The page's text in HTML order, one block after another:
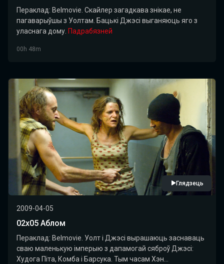
Пераклад: Belmovie. Скайлер загадкава знікае, не
пагаварыўшы з Уолтам. Бацькі Джэсі выганяюць яго з
уласнага дому. Падрабязней
00h 48m
Глядзець
2009-04-05
02x05 Аблом
Пераклад: Belmovie. Уолт і Джэсі вырашаюць заснаваць
сваю маленькую імперыю з дапамогай сяброў Джэсі:
Худога Піта, Комба і Барсука. Тым часам Хэн...